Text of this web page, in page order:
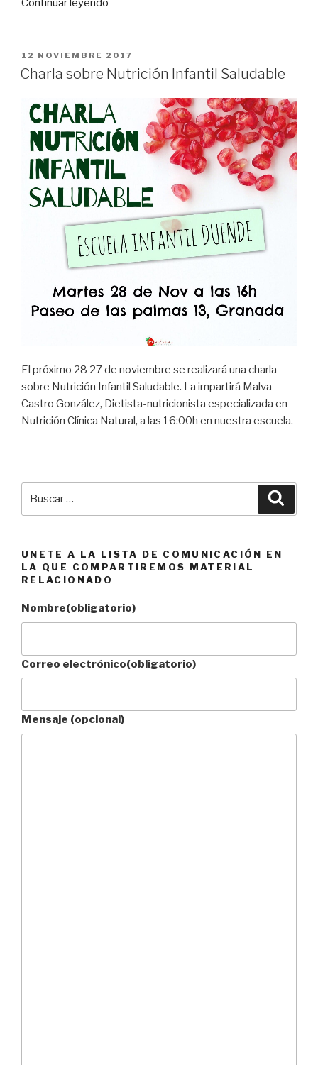
Continuar leyendo
Duende»
PUBLICADO
EL
12 NOVIEMBRE 2017
Charla sobre Nutrición Infantil Saludable
El próximo 28 27 de noviembre se realizará una charla
sobre Nutrición Infantil Saludable. La impartirá Malva
Castro González, Dietista-nutricionista especializada en
Nutrición Clínica Natural, a las 16:00h en nuestra escuela.
UNETE A LA LISTA DE COMUNICACIÓN EN
LA QUE COMPARTIREMOS MATERIAL
RELACIONADO
Nombre(obligatorio)
Correo electrónico(obligatorio)
Mensaje (opcional)